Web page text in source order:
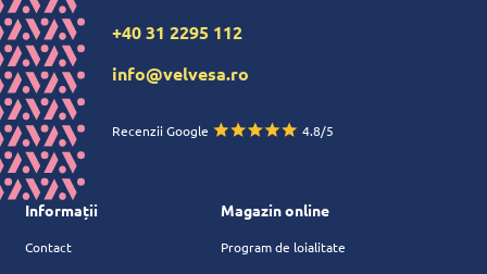
+40 31 2295 112
info@velvesa.ro
Recenzii Google 4.8/5
Informații
Contact
Magazin online
Program de loialitate